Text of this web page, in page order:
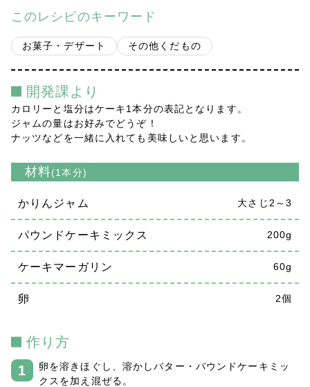
プライバシーポリシー
このレシピのキーワード
お菓子・デザート その他くだもの
開発課より
カロリーと塩分はケーキ1本分の表記となります。
ジャムの量はお好みでどうぞ！
ナッツなどを一緒に入れても美味しいと思います。
材料(1本分)
かりんジャム 大さじ2～3
パウンドケーキミックス 200g
ケーキマーガリン 60g
卵 2個
作り方
卵を溶きほぐし、溶かしバター・パウンドケーキミッ
クスを加え混ぜる。